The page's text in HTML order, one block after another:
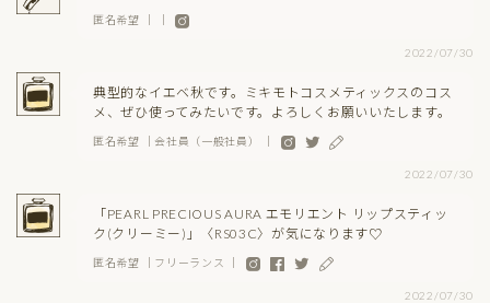
匿名希望 ｜ ｜
2022/07/30
典型的なイエベ秋です。ミキモトコスメティックスのコス
メ、ぜひ使ってみたいです。よろしくお願いいたします。
匿名希望 ｜会社員（一般社員） ｜
2022/07/30
「PEARL PRECIOUS AURA エモリエント リップスティッ
ク(クリーミー)」〈RS03C〉が気になります♡
匿名希望 ｜フリーランス ｜
2022/07/30